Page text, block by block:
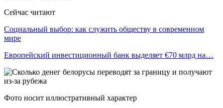
Сейчас читают
Социальный выбор: как служить обществу в современном
мире
Европейский инвестиционный банк выделяет €70 млрд на…
Фото носит иллюстративный характер